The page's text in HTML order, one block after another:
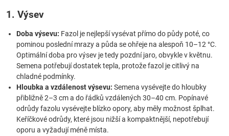
1. Výsev
Doba výsevu: Fazol je nejlepší vysévat přímo do půdy poté, co
pominou poslední mrazy a půda se ohřeje na alespoň 10–12 °C.
Optimální doba pro výsev je tedy pozdní jaro, obvykle v květnu.
Semena potřebují dostatek tepla, protože fazol je citlivý na
chladné podmínky.
Hloubka a vzdálenost výsevu: Semena vysévejte do hloubky
přibližně 2–3 cm a do řádků vzdálených 30–40 cm. Popínavé
odrůdy fazolu vysévejte blízko opory, aby měly možnost šplhat.
Keříčkové odrůdy, které jsou nižší a kompaktnější, nepotřebují
oporu a vyžadují méně místa.